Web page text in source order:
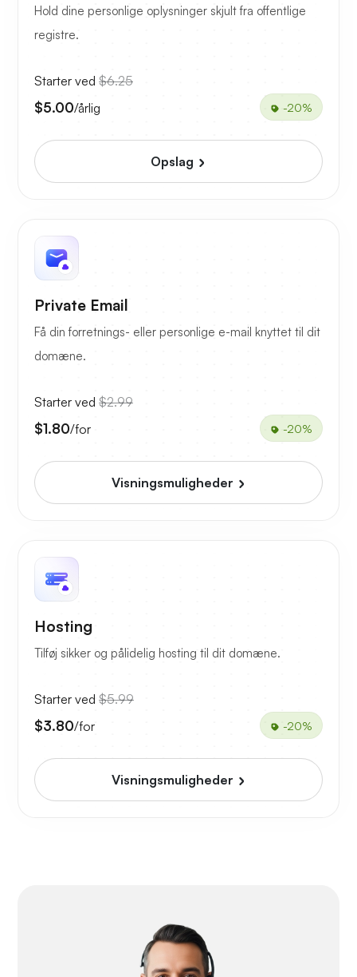
Hold dine personlige oplysninger skjult fra offentlige
registre.
Starter ved $6.25
$5.00/årlig -20%
Opslag
Private Email
Få din forretnings- eller personlige e-mail knyttet til dit
domæne.
Starter ved $2.99
$1.80/for -20%
Visningsmuligheder
Hosting
Tilføj sikker og pålidelig hosting til dit domæne.
Starter ved $5.99
$3.80/for -20%
Visningsmuligheder